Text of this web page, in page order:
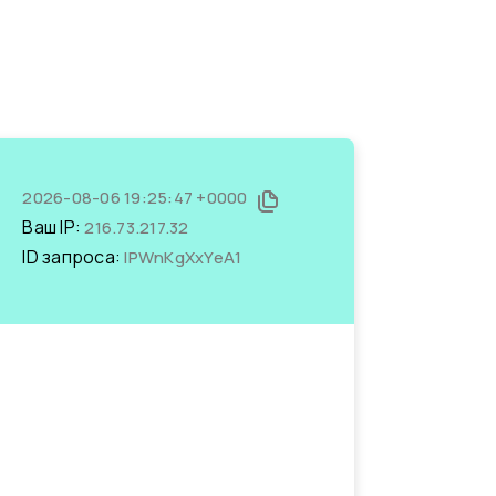
2026-08-06 19:25:47 +0000
Ваш IP:216.73.217.32
ID запроса:lPWnKgXxYeA1